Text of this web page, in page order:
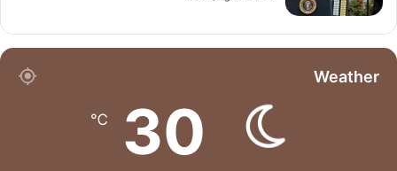
Weather
30
℃